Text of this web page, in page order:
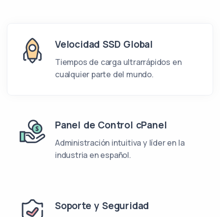
Velocidad SSD Global
Tiempos de carga ultrarrápidos en
cualquier parte del mundo.
Panel de Control cPanel
Administración intuitiva y líder en la
industria en español.
Soporte y Seguridad